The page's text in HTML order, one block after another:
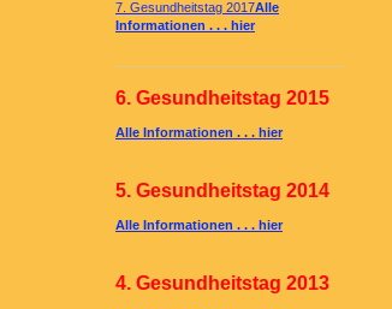
7. Gesundheitstag 2017Alle
Informationen . . . hier
6. Gesundheitstag 2015
Alle Informationen . . . hier
5. Gesundheitstag 2014
Alle Informationen . . . hier
4. Gesundheitstag 2013